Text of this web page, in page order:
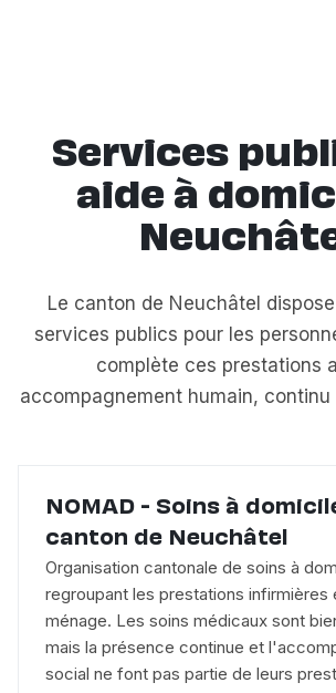
Services
aide à
Le canton de Neuchâtel
services publics pour les
complète ces prestations
accompagnement humain, continu
NOMAD - Soins à
canton de Neuchâtel
Organisation cantonale de soins à
regroupant les prestations infirmières
ménage. Les soins médicaux sont
mais la présence continue et
social ne font pas partie de leurs